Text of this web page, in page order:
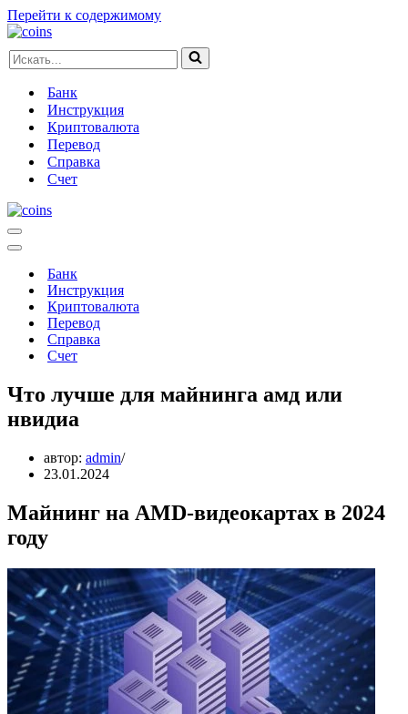
Перейти к содержимому
Искать...
Банк
Инструкция
Криптовалюта
Перевод
Справка
Счет
Меню
навигации
Меню
навигацииБанк
Инструкция
Криптовалюта
Перевод
Справка
Счет
Что лучше для майнинга амд или
нвидиа
автор: admin
23.01.2024
Майнинг на AMD-видеокартах в 2024
году